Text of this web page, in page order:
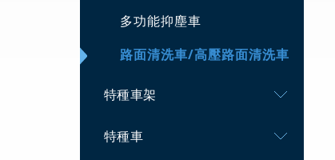
多功能抑塵車
路面清洗車/高壓路面清洗車
特種車架
特種車